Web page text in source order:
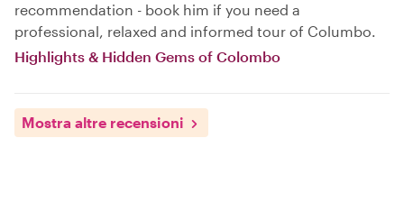
recommendation - book him if you need a
professional, relaxed and informed tour of Columbo.
Highlights & Hidden Gems of Colombo
Mostra altre recensioni